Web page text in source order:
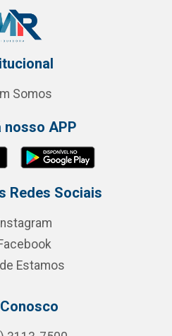
Somos
nosso APP
Redes Sociais
Instagram
Estamos